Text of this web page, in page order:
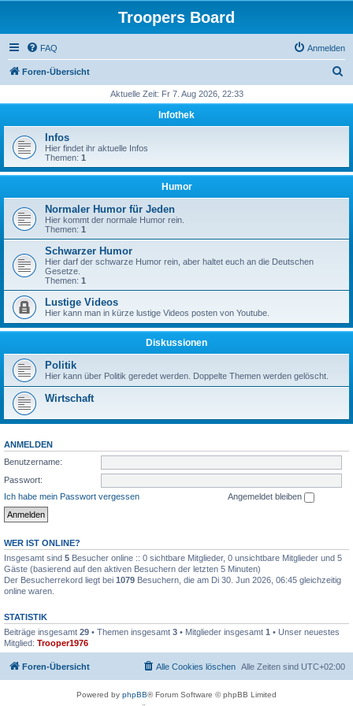
Troopers Board
FAQ Anmelden
Foren-Übersicht
h
Aktuelle Zeit: Fr 7. Aug 2026, 22:33
Infothek
Infos
Hier findet ihr aktuelle Infos
Themen: 1
Humor
Normaler Humor für Jeden
Hier kommt der normale Humor rein.
Themen: 1
Schwarzer Humor
Hier darf der schwarze Humor rein, aber haltet euch an die Deutschen
Gesetze.
Themen: 1
Lustige Videos
Hier kann man in kürze lustige Videos posten von Youtube.
Diskussionen
Politik
Hier kann über Politik geredet werden. Doppelte Themen werden gelöscht.
Wirtschaft
ANMELDEN
Benutzername:
Passwort:
Ich habe mein Passwort vergessen
Angemeldet bleiben
WER IST ONLINE?
Insgesamt sind 5 Besucher online :: 0 sichtbare Mitglieder, 0 unsichtbare Mitglieder und 5
Gäste (basierend auf den aktiven Besuchern der letzten 5 Minuten)
Der Besucherrekord liegt bei 1079 Besuchern, die am Di 30. Jun 2026, 06:45 gleichzeitig
online waren.
STATISTIK
Beiträge insgesamt 29 • Themen insgesamt 3 • Mitglieder insgesamt 1 • Unser neuestes
Mitglied: Trooper1976
Foren-Übersicht Alle Zeiten sind UTC+02:00
Alle Cookies löschen
Powered by phpBB® Forum Software © phpBB Limited